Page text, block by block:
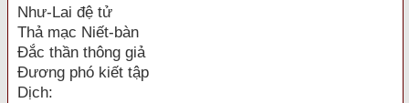
Như-Lai đệ tử
Thả mạc Niết-bàn
Đắc thần thông giả
Đương phó kiết tập
Dịch: